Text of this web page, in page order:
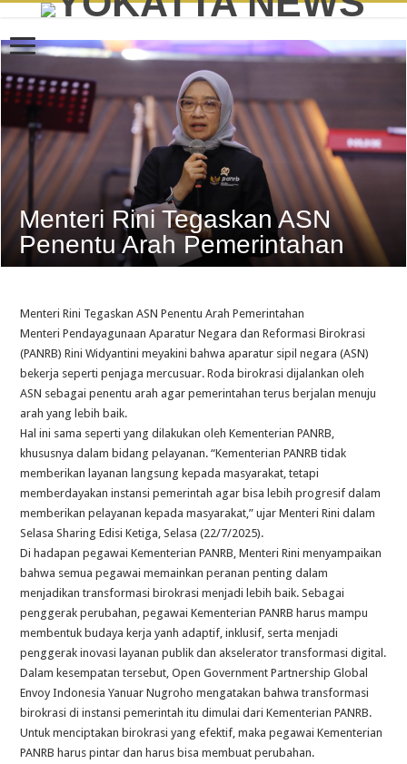
Menteri Rini Tegaskan ASN
Penentu Arah Pemerintahan
Menteri Rini Tegaskan ASN Penentu Arah Pemerintahan
Menteri Pendayagunaan Aparatur Negara dan Reformasi Birokrasi
(PANRB) Rini Widyantini meyakini bahwa aparatur sipil negara (ASN)
bekerja seperti penjaga mercusuar. Roda birokrasi dijalankan oleh
ASN sebagai penentu arah agar pemerintahan terus berjalan menuju
arah yang lebih baik.
Hal ini sama seperti yang dilakukan oleh Kementerian PANRB,
khususnya dalam bidang pelayanan. “Kementerian PANRB tidak
memberikan layanan langsung kepada masyarakat, tetapi
memberdayakan instansi pemerintah agar bisa lebih progresif dalam
memberikan pelayanan kepada masyarakat,” ujar Menteri Rini dalam
Selasa Sharing Edisi Ketiga, Selasa (22/7/2025).
Di hadapan pegawai Kementerian PANRB, Menteri Rini menyampaikan
bahwa semua pegawai memainkan peranan penting dalam
menjadikan transformasi birokrasi menjadi lebih baik. Sebagai
penggerak perubahan, pegawai Kementerian PANRB harus mampu
membentuk budaya kerja yanh adaptif, inklusif, serta menjadi
penggerak inovasi layanan publik dan akselerator transformasi digital.
Dalam kesempatan tersebut, Open Government Partnership Global
Envoy Indonesia Yanuar Nugroho mengatakan bahwa transformasi
birokrasi di instansi pemerintah itu dimulai dari Kementerian PANRB.
Untuk menciptakan birokrasi yang efektif, maka pegawai Kementerian
PANRB harus pintar dan harus bisa membuat perubahan.